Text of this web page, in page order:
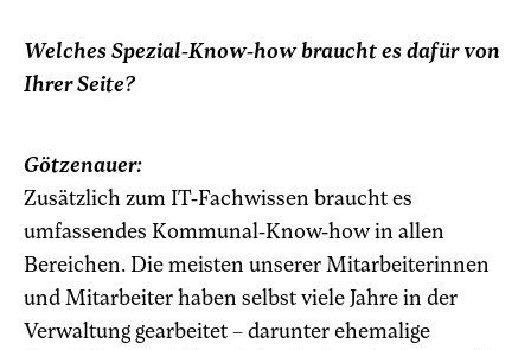
Welches Spezial-Know-how braucht es dafür von
Ihrer Seite?
Götzenauer:
Zusätzlich zum IT-Fachwissen braucht es
umfassendes Kommunal-Know-how in allen
Bereichen. Die meisten unserer Mitarbeiterinnen
und Mitarbeiter haben selbst viele Jahre in der
Verwaltung gearbeitet – darunter ehemalige